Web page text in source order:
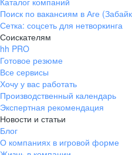
Поиск по вакансиям в Аге
Сетка: соцсеть для нетворкинга
Соискателям
hh PRO
Готовое резюме
Все сервисы
Хочу у вас работать
Производственный календарь
Экспертная рекомендация
Новости и статьи
Блог
О компаниях в игровой форме